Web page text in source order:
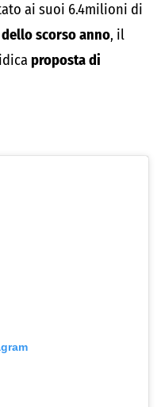
ai suoi 6.4milioni di
scorso anno, il
proposta di